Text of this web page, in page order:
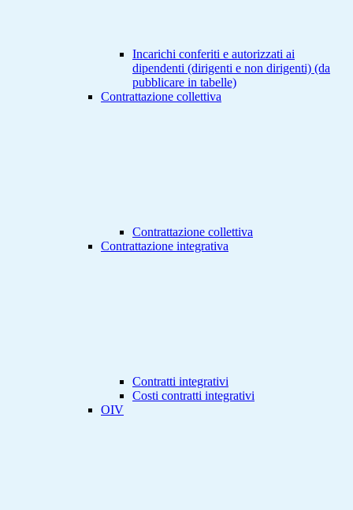
Incarichi conferiti e autorizzati ai
dipendenti (dirigenti e non dirigenti) (da
pubblicare in tabelle)
Contrattazione collettiva
Contrattazione collettiva
Contrattazione integrativa
Contratti integrativi
Costi contratti integrativi
OIV